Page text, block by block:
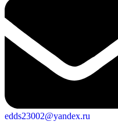
edds23002@yandex.ru